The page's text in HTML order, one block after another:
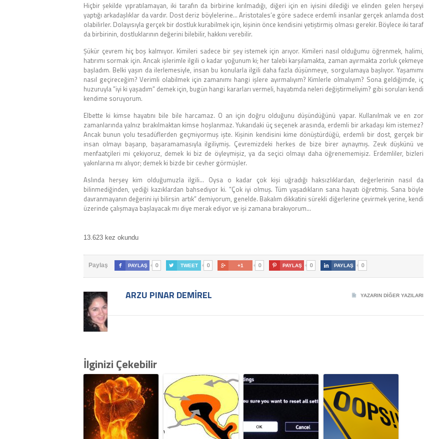
Hiçbir şekilde yıpratılamayan, iki tarafın da birbirine kırılmadığı, diğeri için en iyisini dilediği ve elinden gelen herşeyi
yaptığı arkadaşlıklar da vardır. Dost deriz böylelerine… Aristotales’e göre sadece erdemli insanlar gerçek anlamda dost
olabilirler. Dolayısıyla gerçek bir dostluk kurabilmek için, kişinin önce kendisini yetiştirmiş olması gerekir. Böylece iki taraf
da birbirinin, dostluklarının değerini bilebilir, hakkını verebilir.
Şükür çevrem hiç boş kalmıyor. Kimileri sadece bir şey istemek için arıyor. Kimileri nasıl olduğumu öğrenmek, halimi,
hatırımı sormak için. Ancak işlerimle ilgili o kadar yoğunum ki; her talebi karşılamakta, zaman ayırmakta zorluk çekmeye
başladım. Belki yaşın da ilerlemesiyle, insan bu konularla ilgili daha fazla düşünmeye, sorgulamaya başlıyor. Yaşamımı
nasıl geçireceğim? Verimli olabilmek için zamanımı hangi işlere ayırmalıyım? Kimlerle olmalıyım? Sona geldiğimde, iç
huzuruyla ”iyi ki yaşadım” demek için, bugün hangi kararları vermeli, hayatımda neleri değiştirmeliyim? gibi soruları kendi
kendime soruyorum.
Elbette ki kimse hayatını bile bile harcamaz. O an için doğru olduğunu düşündüğünü yapar. Kullanılmak ve en zor
zamanlarında yalnız bırakılmaktan kimse hoşlanmaz. Yukarıdaki üç seçenek arasında, erdemli bir arkadaşı kim istemez?
Ancak bunun yolu tesadüflerden geçmiyormuş işte. Kişinin kendisini kime dönüştürdüğü, erdemli bir dost, gerçek bir
insan olmayı başarıp, başaramamasıyla ilgiliymiş. Çevremizdeki herkes de bize birer aynaymış. Zevk düşkünü ve
menfaatçileri mi çekiyoruz, demek ki biz de öyleymişiz, ya da seçici olmayı daha öğrenememişiz. Erdemliler, bizleri
yakınlarına mı alıyor; demek ki bizde bir cevher görmüşler.
Aslında herşey kim olduğumuzla ilgili… Oysa o kadar çok kişi uğradığı haksızlıklardan, değerlerinin nasıl da
bilinmediğinden, yediği kazıklardan bahsediyor ki. ”Çok iyi olmuş. Tüm yaşadıkların sana hayatı öğretmiş. Sana böyle
davranmayanın değerini iyi bilirsin artık” demiyorum, genelde. Bakalım dikkatini sürekli diğerlerine çevirmek yerine, kendi
üzerinde çalışmaya başlayacak mı diye merak ediyor ve işi zamana bırakıyorum…
13.623 kez okundu
Paylaş  PAYLAŞ 0  TWEET 0  +1 0  PAYLAŞ 0  PAYLAŞ 0
YAZARIN DIĞER YAZILARI
ARZU PINAR DEMIREL
İlginizi Çekebilir